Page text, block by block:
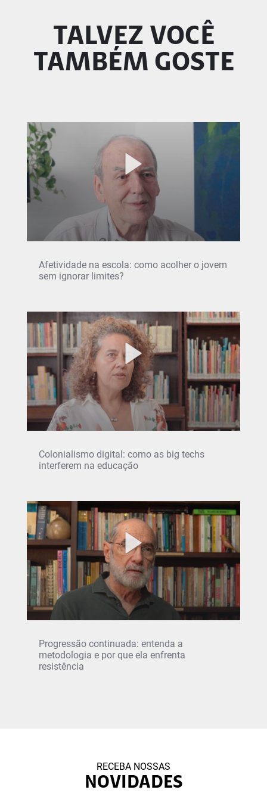
TALVEZ VOCÊ
TAMBÉM GOSTE
Afetividade na escola: como acolher o jovem
sem ignorar limites?
Colonialismo digital: como as big techs
interferem na educação
Progressão continuada: entenda a
metodologia e por que ela enfrenta
resistência
RECEBA NOSSAS
NOVIDADES